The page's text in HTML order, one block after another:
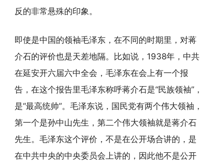
反的非常悬殊的印象。
即使是中国的领袖毛泽东，在不同的时期里，对蒋
介石的评价也是天差地隔。比如说，1938年，中共
在延安开六届六中全会，毛泽东在会上有一个报
告，在这个报告里毛泽东称呼蒋介石是“民族领袖”，
是“最高统帅”。毛泽东说，国民党有两个伟大领袖，
第一个是孙中山先生，第二个伟大领袖就是蒋介石
先生。毛泽东这个评价，不是在公开场合讲的，是
在中共中央的中央委员会上讲的，因此他不是公开